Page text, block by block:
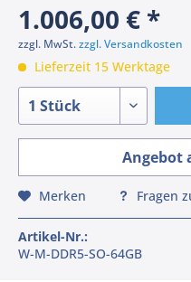
1.006,00 € *
zzgl. MwSt.zzgl. Versandkosten
Lieferzeit 15 Werktage
Angebot
Merken Fragen
Artikel-Nr.:
W-M-DDR5-SO-64GB